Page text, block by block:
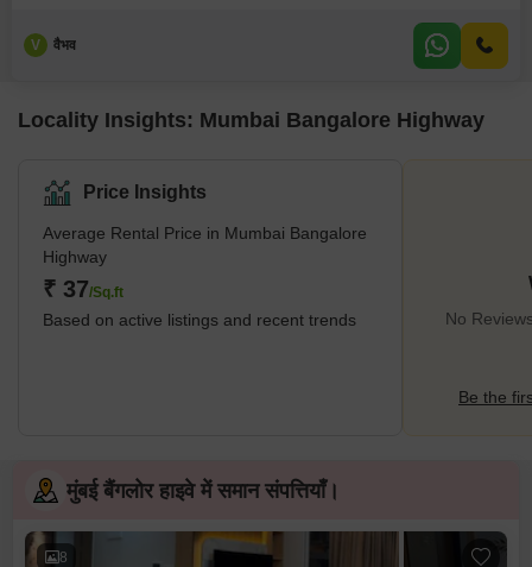
V वैभव
Locality Insights: Mumbai Bangalore Highway
Price Insights
Average Rental Price in Mumbai Bangalore
Highway
₹ 37/Sq.ft
Based on active listings and recent trends No
Be the
मुंबई बैंगलोर हाइवे में समान संपत्तियाँ।
8